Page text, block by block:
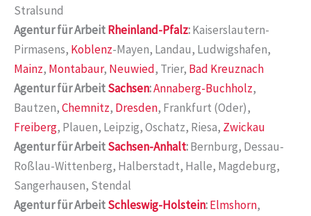
Stralsund
Agentur für ArbeitRheinland-Pfalz:Kaiserslautern-
Pirmasens, Koblenz-Mayen, Landau, Ludwigshafen,
Mainz, Montabaur, Neuwied, Trier, Bad Kreuznach
Agentur für ArbeitSachsen:Annaberg-Buchholz,
Bautzen,Chemnitz, Dresden, Frankfurt (Oder),
Freiberg, Plauen, Leipzig, Oschatz, Riesa, Zwickau
Agentur für ArbeitSachsen-Anhalt:Bernburg, Dessau-
Roßlau-Wittenberg, Halberstadt, Halle, Magdeburg,
Sangerhausen, Stendal
Agentur für ArbeitSchleswig-Holstein:Elmshorn,